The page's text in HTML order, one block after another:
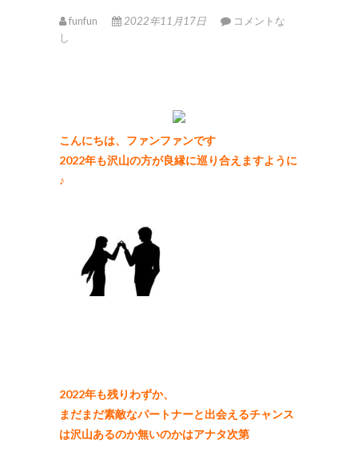
funfun 2022年11月17日
コメントな
し
こんにちは、ファンファンです
2022年も沢山の方が良縁に巡り合えますように
♪
2022年も残りわずか、
まだまだ素敵なパートナーと出会えるチャンス
は沢山あるのか無いのかはアナタ次第